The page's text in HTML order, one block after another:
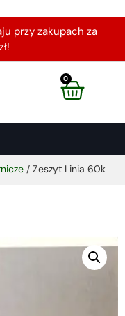
przy zakupach za
0
/ Zeszyt Linia 60k